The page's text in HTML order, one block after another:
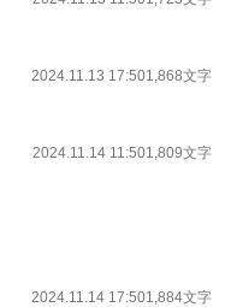
2024.11.13 17:501,868文字
2024.11.14 11:501,809文字
2024.11.14 17:501,884文字